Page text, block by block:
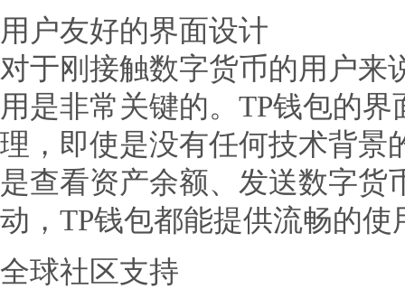
用户友好的界面设计
对于刚接触数字货币的用户来
用是非常关键的。TP钱包的
理，即使是没有任何技术背景
是查看资产余额、发送数字货
动，TP钱包都能提供流畅的使
全球社区支持